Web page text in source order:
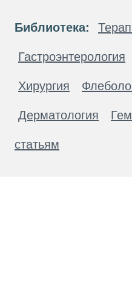
Библиотека:
Гастроэнтерология
Хирургия
Дерматология
статьям